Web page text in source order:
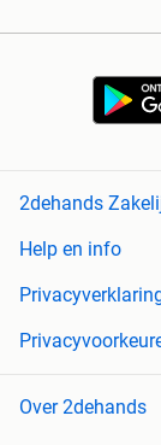
2dehands
Help en info
Over 2dehands